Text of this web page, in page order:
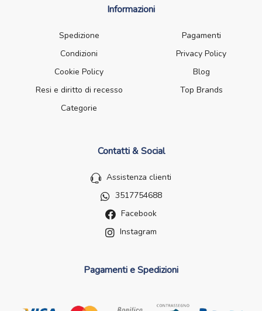
Informazioni
Spedizione
Pagamenti
Condizioni
Privacy Policy
Cookie Policy
Blog
Resi e diritto di recesso
Top Brands
Categorie
Contatti & Social
Assistenza clienti
3517754688
Facebook
Instagram
Pagamenti e Spedizioni